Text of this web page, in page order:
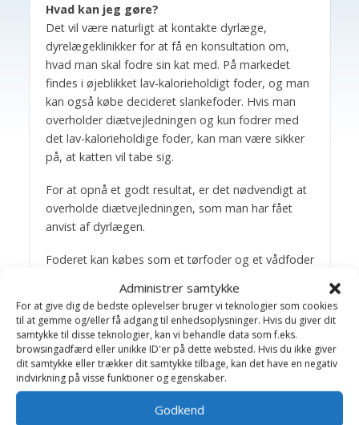
Administrer samtykke
For at give dig de bedste oplevelser bruger vi teknologier som cookies
til at gemme og/eller få adgang til enhedsoplysninger. Hvis du giver dit
samtykke til disse teknologier, kan vi behandle data som f.eks.
browsingadfærd eller unikke ID'er på dette websted. Hvis du ikke giver
dit samtykke eller trækker dit samtykke tilbage, kan det have en negativ
indvirkning på visse funktioner og egenskaber.
Godkend
Hvad kan jeg gøre?
Det vil være naturligt at kontakte dyrlæge,
dyrelægeklinikker for at få en konsultation om,
hvad man skal fodre sin kat med. På markedet
findes i øjeblikket lav-kalorieholdigt foder, og man
kan også købe decideret slankefoder. Hvis man
overholder diætvejledningen og kun fodrer med
det lav-kalorieholdige foder, kan man være sikker
på, at katten vil tabe sig.
For at opnå et godt resultat, er det nødvendigt at
overholde diætvejledningen, som man har fået
anvist af dyrlægen.
Foderet kan købes som et tørfoder og et vådfoder
Se evt. FRD SPECIFIC (t) Slankekost til katte
Bagom artiklerne
Birthe Valling & Jens
Bakkegaard